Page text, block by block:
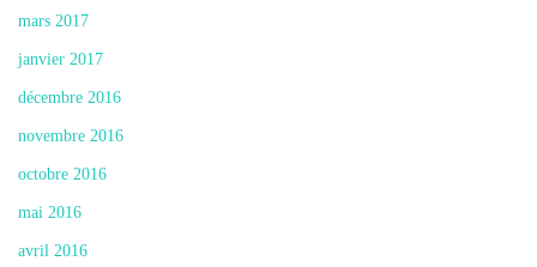
mars 2017
janvier 2017
décembre 2016
novembre 2016
octobre 2016
mai 2016
avril 2016